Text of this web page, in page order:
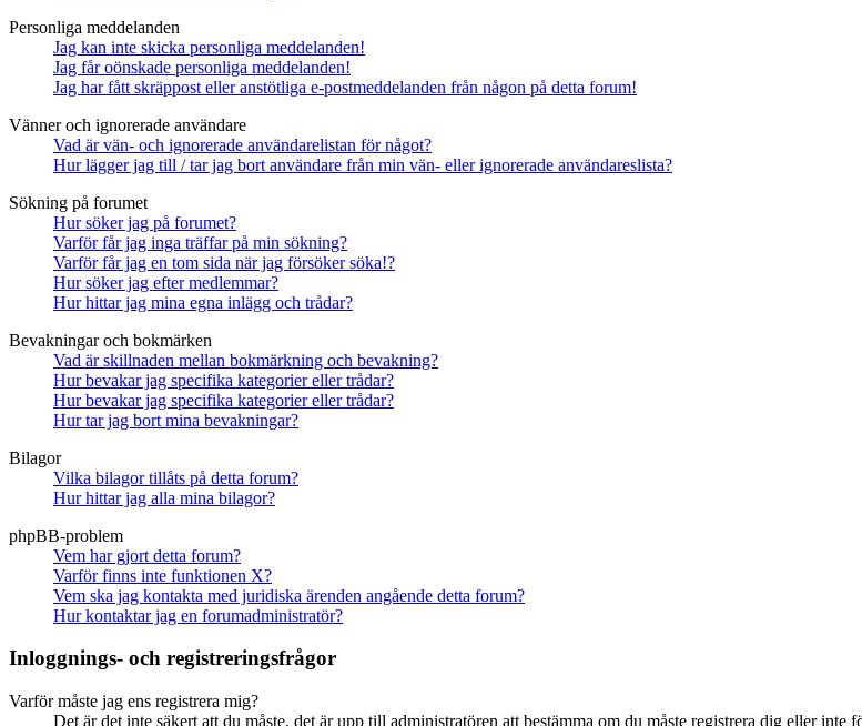
Personliga meddelanden
Jag kan inte skicka personliga meddelanden!
Jag får oönskade personliga meddelanden!
Jag har fått skräppost eller anstötliga e-postmeddelanden från någon på detta forum!
Vänner och ignorerade användare
Vad är vän- och ignorerade användarelistan för något?
Hur lägger jag till / tar jag bort användare från min vän- eller ignorerade användareslista?
Sökning på forumet
Hur söker jag på forumet?
Varför får jag inga träffar på min sökning?
Varför får jag en tom sida när jag försöker söka!?
Hur söker jag efter medlemmar?
Hur hittar jag mina egna inlägg och trådar?
Bevakningar och bokmärken
Vad är skillnaden mellan bokmärkning och bevakning?
Hur bevakar jag specifika kategorier eller trådar?
Hur bevakar jag specifika kategorier eller trådar?
Hur tar jag bort mina bevakningar?
Bilagor
Vilka bilagor tillåts på detta forum?
Hur hittar jag alla mina bilagor?
phpBB-problem
Vem har gjort detta forum?
Varför finns inte funktionen X?
Vem ska jag kontakta med juridiska ärenden angående detta forum?
Hur kontaktar jag en forumadministratör?
Inloggnings- och registreringsfrågor
Varför måste jag ens registrera mig?
Det är det inte säkert att du måste, det är upp till administratören att bestämma om du måste registrera dig eller